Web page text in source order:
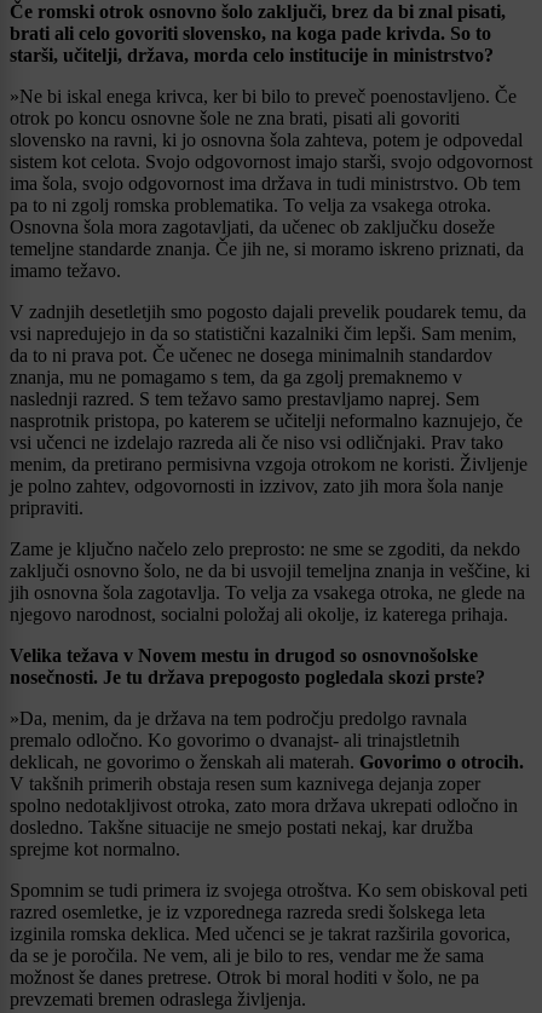
Če romski otrok osnovno šolo zaključi, brez da bi znal pisati,
brati ali celo govoriti slovensko, na koga pade krivda. So to
starši, učitelji, država, morda celo institucije in ministrstvo?
»Ne bi iskal enega krivca, ker bi bilo to preveč poenostavljeno. Če
otrok po koncu osnovne šole ne zna brati, pisati ali govoriti
slovensko na ravni, ki jo osnovna šola zahteva, potem je odpovedal
sistem kot celota. Svojo odgovornost imajo starši, svojo odgovornost
ima šola, svojo odgovornost ima država in tudi ministrstvo. Ob tem
pa to ni zgolj romska problematika. To velja za vsakega otroka.
Osnovna šola mora zagotavljati, da učenec ob zaključku doseže
temeljne standarde znanja. Če jih ne, si moramo iskreno priznati, da
imamo težavo.
V zadnjih desetletjih smo pogosto dajali prevelik poudarek temu, da
vsi napredujejo in da so statistični kazalniki čim lepši. Sam menim,
da to ni prava pot. Če učenec ne dosega minimalnih standardov
znanja, mu ne pomagamo s tem, da ga zgolj premaknemo v
naslednji razred. S tem težavo samo prestavljamo naprej. Sem
nasprotnik pristopa, po katerem se učitelji neformalno kaznujejo, če
vsi učenci ne izdelajo razreda ali če niso vsi odličnjaki. Prav tako
menim, da pretirano permisivna vzgoja otrokom ne koristi. Življenje
je polno zahtev, odgovornosti in izzivov, zato jih mora šola nanje
pripraviti.
Zame je ključno načelo zelo preprosto: ne sme se zgoditi, da nekdo
zaključi osnovno šolo, ne da bi usvojil temeljna znanja in veščine, ki
jih osnovna šola zagotavlja. To velja za vsakega otroka, ne glede na
njegovo narodnost, socialni položaj ali okolje, iz katerega prihaja.
Velika težava v Novem mestu in drugod so osnovnošolske
nosečnosti. Je tu država prepogosto pogledala skozi prste?
»Da, menim, da je država na tem področju predolgo ravnala
premalo odločno. Ko govorimo o dvanajst- ali trinajstletnih
deklicah, ne govorimo o ženskah ali materah. Govorimo o otrocih.
V takšnih primerih obstaja resen sum kaznivega dejanja zoper
spolno nedotakljivost otroka, zato mora država ukrepati odločno in
dosledno. Takšne situacije ne smejo postati nekaj, kar družba
sprejme kot normalno.
Spomnim se tudi primera iz svojega otroštva. Ko sem obiskoval peti
razred osemletke, je iz vzporednega razreda sredi šolskega leta
izginila romska deklica. Med učenci se je takrat razširila govorica,
da se je poročila. Ne vem, ali je bilo to res, vendar me že sama
možnost še danes pretrese. Otrok bi moral hoditi v šolo, ne pa
prevzemati bremen odraslega življenja.